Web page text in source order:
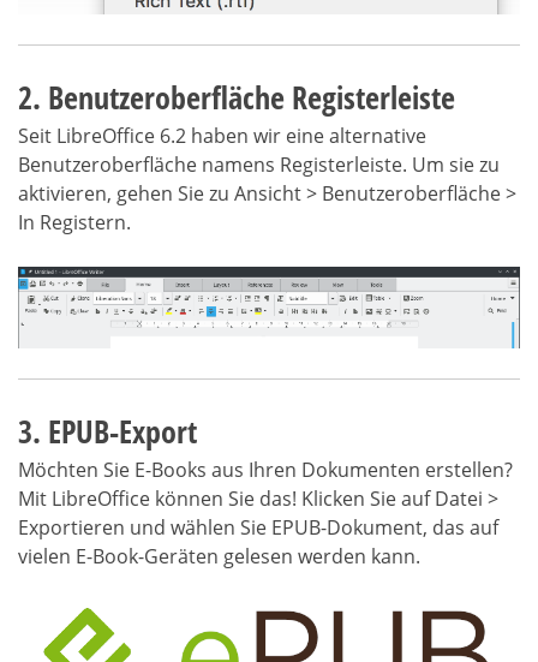
2. Benutzeroberfläche Registerleiste
Seit LibreOffice 6.2 haben wir eine alternative
Benutzeroberfläche namens Registerleiste. Um sie zu
aktivieren, gehen Sie zu Ansicht > Benutzeroberfläche >
In Registern.
3. EPUB-Export
Möchten Sie E-Books aus Ihren Dokumenten erstellen?
Mit LibreOffice können Sie das! Klicken Sie auf Datei >
Exportieren und wählen Sie EPUB-Dokument, das auf
vielen E-Book-Geräten gelesen werden kann.